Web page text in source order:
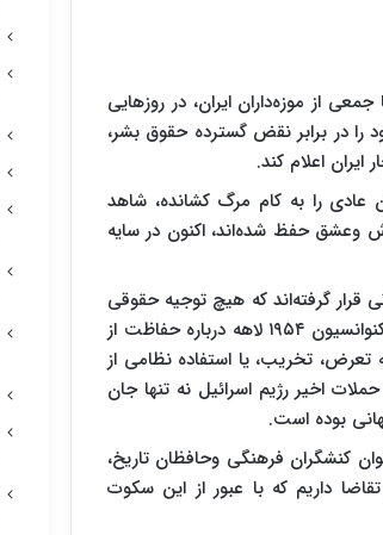
از موزه‌داران ایران، در روزهایی
را در برابر نقض گسترده حقوق بشر،
اعلام کند.
عادی را به کام مرگ کشانده، شاهد
وعشق حفظ شده‌اند، اکنون در سایه‌
گرفته‌اند که هیچ توجیه حقوقی
یا اخلاقی برای آنها نمی‌توان یافت. بر اساس کنوانسیون‌های بین‌المللی- از جمله کنوانسیون ۱۹۵۴ لاهه درباره‌ حفاظت از
تخریب، یا استفاده نظامی از
اخیر رژیم اسرائیل نه‌ تنها جان
بوده است.
کنشگران فرهنگی وحافظان تاریخ،
داریم که با عبور از این سکوت